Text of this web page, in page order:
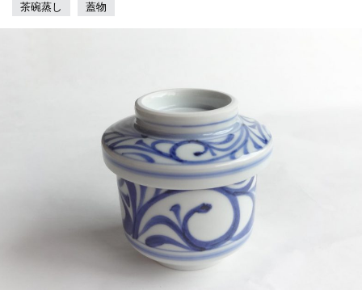
茶碗蒸し 蓋物